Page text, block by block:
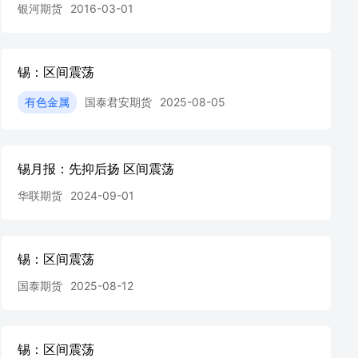
银河期货 2016-03-01
锡：区间震荡
有色金属 国泰君安期货 2025-08-05
锡月报：先抑后扬 区间震荡
华联期货 2024-09-01
锡：区间震荡
国泰期货 2025-08-12
锡：区间震荡